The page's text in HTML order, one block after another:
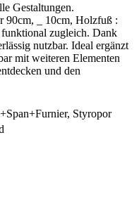
Gestaltungen.
90cm, _ 10cm, Holzfuß :
zugleich. Dank
nutzbar. Ideal ergänzt
mit weiteren Elementen
und den
, Styropor